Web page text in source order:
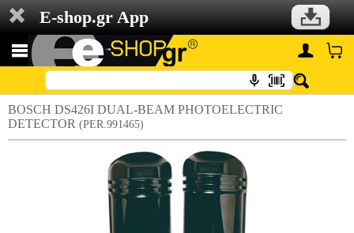
E-shop.gr App
BOSCH DS426I DUAL-BEAM PHOTOELECTRIC
DETECTOR (PER.991465)